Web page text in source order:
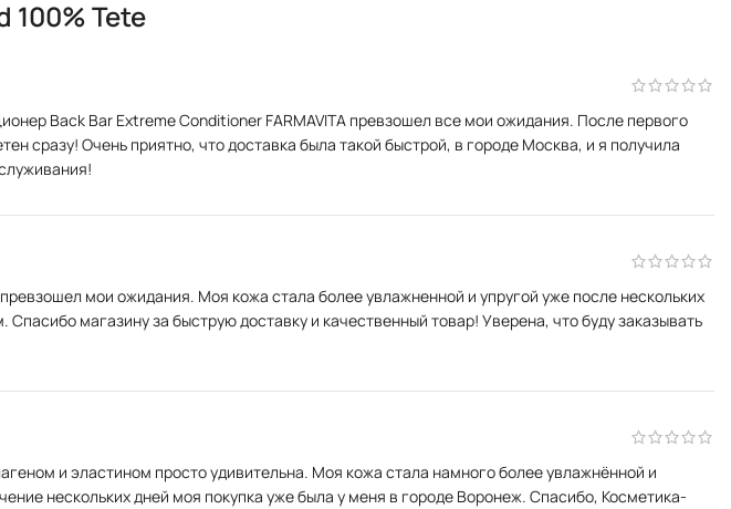
100% Tete
Back Bar Extreme Conditioner FARMAVITA превзошел все мои ожидания. После первого
сразу! Очень приятно, что доставка была такой быстрой, в городе Москва, и я получила
мои ожидания. Моя кожа стала более увлажненной и упругой уже после нескольких
магазину за быструю доставку и качественный товар! Уверена, что буду заказывать
и эластином просто удивительна. Моя кожа стала намного более увлажнённой и
нескольких дней моя покупка уже была у меня в городе Воронеж. Спасибо, Косметика-